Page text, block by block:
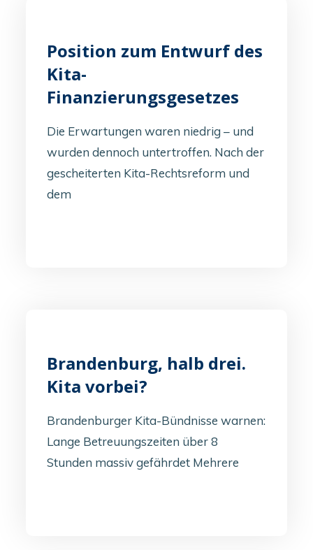
Position zum Entwurf des
Kita-
Finanzierungsgesetzes
Die Erwartungen waren niedrig – und
wurden dennoch untertroffen. Nach der
gescheiterten Kita-Rechtsreform und
dem
Brandenburg, halb drei.
Kita vorbei?
Brandenburger Kita-Bündnisse warnen:
Lange Betreuungszeiten über 8
Stunden massiv gefährdet Mehrere